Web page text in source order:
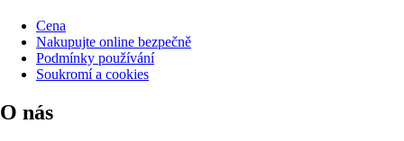
Cena
Nakupujte online bezpečně
Podmínky používání
Soukromí a cookies
O nás